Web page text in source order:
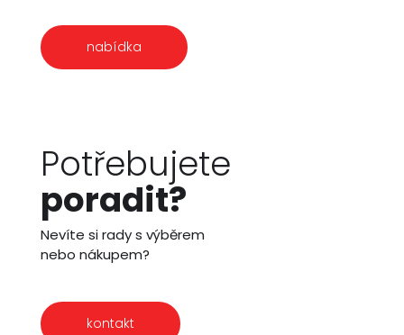
nabídka
Potřebujete
poradit?
Nevíte si rady s výběrem
nebo nákupem?
kontakt